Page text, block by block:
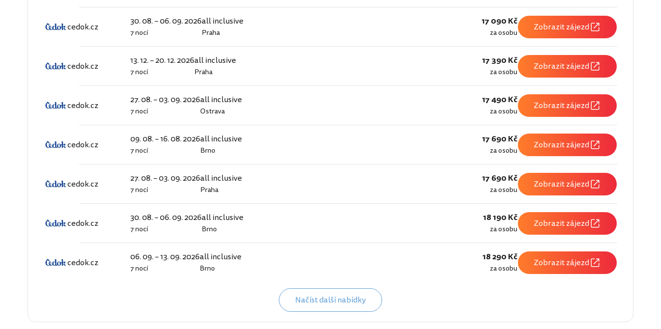
cedok.cz 30. 08. – 06. 09. 2026
7 nocí
all inclusive
Praha
17 090 Kč
za osobu Zobrazit zájezd
cedok.cz 13. 12. – 20. 12. 2026
7 nocí
all inclusive
Praha
17 390 Kč
za osobu Zobrazit zájezd
cedok.cz 27. 08. – 03. 09. 2026
7 nocí
all inclusive
Ostrava
17 490 Kč
za osobu Zobrazit zájezd
cedok.cz 09. 08. – 16. 08. 2026
7 nocí
all inclusive
Brno
17 690 Kč
za osobu Zobrazit zájezd
cedok.cz 27. 08. – 03. 09. 2026
7 nocí
all inclusive
Praha
17 690 Kč
za osobu Zobrazit zájezd
cedok.cz 30. 08. – 06. 09. 2026
7 nocí
all inclusive
Brno
18 190 Kč
za osobu Zobrazit zájezd
cedok.cz 06. 09. – 13. 09. 2026
7 nocí
all inclusive
Brno
18 290 Kč
za osobu Zobrazit zájezd
Načíst další nabídky